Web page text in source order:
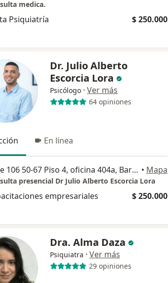
medica.
Psiquiatría $ 250.000
Dr. Julio Alberto
Escorcia Lora
Psicólogo · Ver más
64 opiniones
En línea
Calle 106 50-67 Piso 4, oficina 404a, Barranquilla • Mapa
presencial Dr Julio Alberto Escorcia Lora
empresariales $ 250.000
Dra. Alma Daza
Psiquiatra · Ver más
29 opiniones